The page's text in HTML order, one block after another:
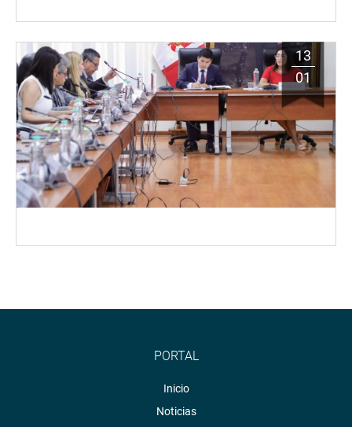
13
01
PORTAL
Inicio
Noticias